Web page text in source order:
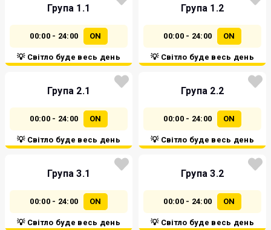
Група 1.1
00:00 - 24:00 ON
💡 Світло буде весь день
Група 1.2
00:00 - 24:00 ON
💡 Світло буде весь день
Група 2.1
00:00 - 24:00 ON
💡 Світло буде весь день
Група 2.2
00:00 - 24:00 ON
💡 Світло буде весь день
Група 3.1
00:00 - 24:00 ON
💡 Світло буде весь день
Група 3.2
00:00 - 24:00 ON
💡 Світло буде весь день